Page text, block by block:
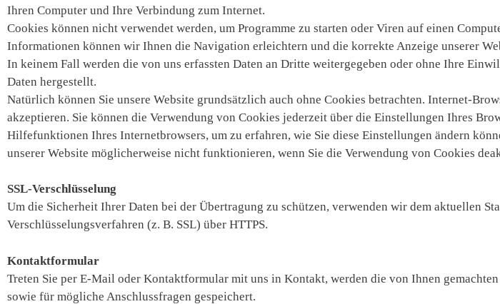
Ihren Computer und Ihre Verbindung zum Internet.
Cookies können nicht verwendet werden, um Programme zu starten oder Viren auf einen
Informationen können wir Ihnen die Navigation erleichtern und die korrekte Anzeige unserer
In keinem Fall werden die von uns erfassten Daten an Dritte weitergegeben oder ohne Ihre
Daten hergestellt.
Natürlich können Sie unsere Website grundsätzlich auch ohne Cookies betrachten. Internet-
akzeptieren. Sie können die Verwendung von Cookies jederzeit über die Einstellungen Ihres
Hilfefunktionen Ihres Internetbrowsers, um zu erfahren, wie Sie diese Einstellungen ändern
unserer Website möglicherweise nicht funktionieren, wenn Sie die Verwendung von Cookies
SSL-Verschlüsselung
Um die Sicherheit Ihrer Daten bei der Übertragung zu schützen, verwenden wir dem aktuellen
Verschlüsselungsverfahren (z. B. SSL) über HTTPS.
Kontaktformular
Treten Sie per E-Mail oder Kontaktformular mit uns in Kontakt, werden die von Ihnen
sowie für mögliche Anschlussfragen gespeichert.